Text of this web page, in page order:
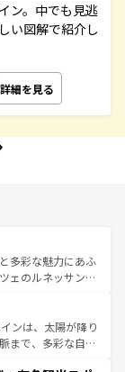
ン。中でも見逃
い図解で紹介し
詳細を見る
多彩な魅力にあふ
ェのルネッサンス
マルフィ海岸の絶
合間には、本場の
を堪能することも
ンは、太陽が降り
まで、多彩な自然